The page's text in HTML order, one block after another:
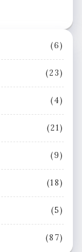
(6)
(23)
(4)
(21)
(9)
(18)
(5)
(87)